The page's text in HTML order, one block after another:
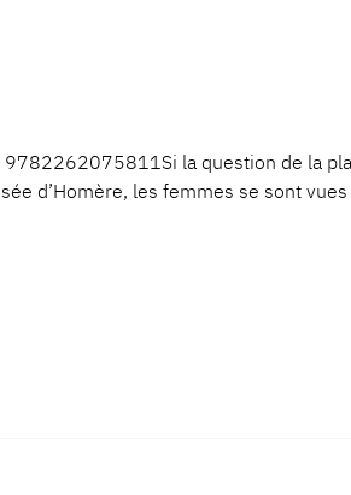
la question de la
d’Homère, les femmes se sont